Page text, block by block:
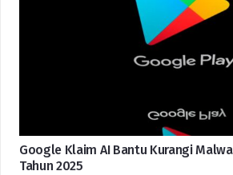
Google Klaim AI Bantu Kurangi
Tahun 2025